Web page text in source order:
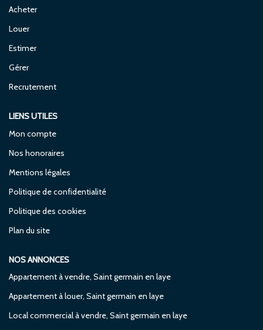
Acheter
Louer
Estimer
Gérer
Recrutement
LIENS UTILES
Mon compte
Nos honoraires
Mentions légales
Politique de confidentialité
Politique des cookies
Plan du site
NOS ANNONCES
Appartement à vendre, Saint germain en laye
Appartement à louer, Saint germain en laye
Local commercial à vendre, Saint germain en laye